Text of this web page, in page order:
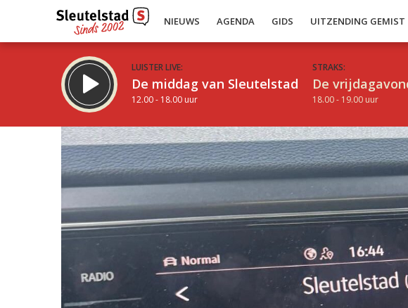
NIEUWS AGENDA GIDS UITZENDING GEMIST
LUISTER LIVE:
De middag van Sleutelstad
12.00 - 18.00 uur
STRAKS:
De
18.00 - 19.00 uur